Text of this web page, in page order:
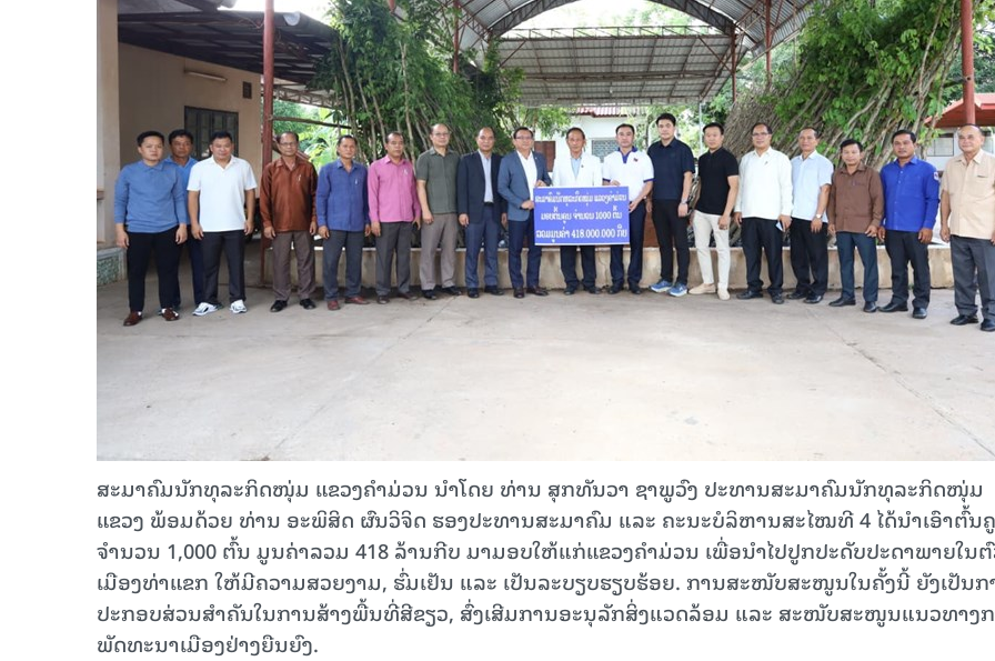
ສະມາຄົມນັກທຸລະກິດໜຸ່ມ ແຂວງຄໍາມ່ວນ ນໍາໂດຍ ທ່ານ ສຸກທັນວາ ຊາພູວົງ ປະທານສະມາຄົມນັກທຸລະກິດໜຸ່ມ
ແຂວງ ພ້ອມດ້ວຍ ທ່ານ ອະພິສິດ ຜົນວິຈິດ ຮອງປະທານສະມາຄົມ ແລະ ຄະນະບໍລິຫານສະໄໝທີ 4 ໄດ້ນໍາເອົາຕົ້ນ
ຈໍານວນ 1,000 ຕົ້ນ ມູນຄ່າລວມ 418 ລ້ານກີບ ມາມອບໃຫ້ແກ່ແຂວງຄໍາມ່ວນ ເພື່ອນໍາໄປປູກປະດັບປະດາພາຍໃນ
ເມືອງທ່າແຂກ ໃຫ້ມີຄວາມສວຍງາມ, ຮົ່ມເຢັນ ແລະ ເປັນລະບຽບຮຽບຮ້ອຍ. ການສະໜັບສະໜູນໃນຄັ້ງນີ້ ຍັງເປັນກ
ປະກອບສ່ວນສໍາຄັນໃນການສ້າງພື້ນທີ່ສີຂຽວ, ສົ່ງເສີມການອະນຸລັກສິ່ງແວດລ້ອມ ແລະ ສະໜັບສະໜູນແນວທາງ
ພັດທະນາເມືອງຢ່າງຍືນຍົງ.